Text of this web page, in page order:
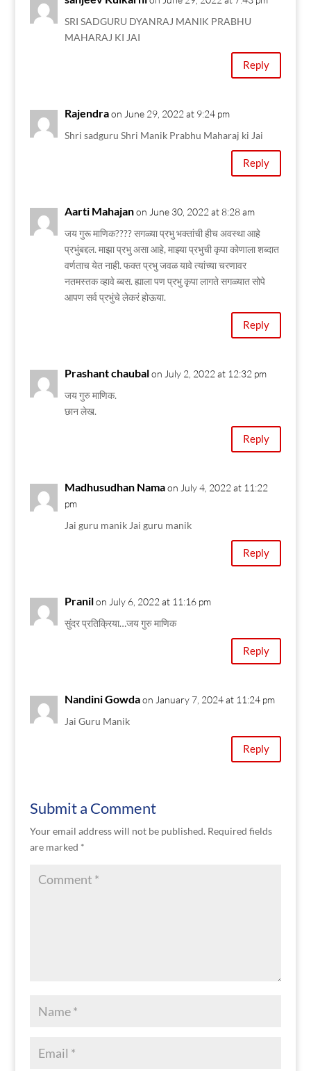
SRI SADGURU DYANRAJ MANIK PRABHU
MAHARAJ KI JAI
Reply
Rajendra on June 29, 2022 at 9:24 pm
Shri sadguru Shri Manik Prabhu Maharaj ki Jai
Reply
Aarti Mahajan on June 30, 2022 at 8:28 am
जय गुरू माणिक???? सगळ्या प्रभु भक्तांची हीच अवस्था आहे
प्रभुंबद्दल. माझा प्रभु असा आहे, माझ्या प्रभुची कृपा कोणाला शब्दात
वर्णताच येत नाही. फक्त प्रभु जवळ यावे त्यांच्या चरणावर
नतमस्तक व्हावे ब्बस. ह्याला पण प्रभु कृपा लागते सगळ्यात सोपे
आपण सर्व प्रभुंचे लेकरं होऊया.
Reply
Prashant chaubal on July 2, 2022 at 12:32 pm
जय गुरु माणिक.
छान लेख.
Reply
Madhusudhan Nama on July 4, 2022 at 11:22
pm
Jai guru manik Jai guru manik
Reply
Pranil on July 6, 2022 at 11:16 pm
सुंदर प्रतिक्रिया…‌जय गुरु माणिक
Reply
Nandini Gowda on January 7, 2024 at 11:24 pm
Jai Guru Manik
Reply
Submit a Comment
Your email address will not be published. Required fields
are marked *